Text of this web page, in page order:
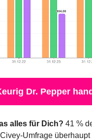
Dr. Pepper
alles für Dich? 41 %
Umfrage